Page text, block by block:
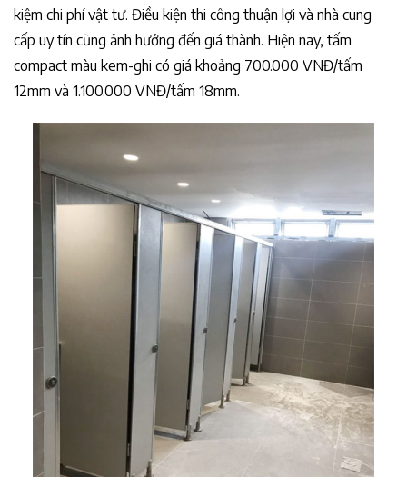
kiệm chi phí vật tư. Điều kiện thi công thuận lợi và nhà cung
cấp uy tín cũng ảnh hưởng đến giá thành. Hiện nay, tấm
compact màu kem-ghi có giá khoảng 700.000 VNĐ/tấm
12mm và 1.100.000 VNĐ/tấm 18mm.